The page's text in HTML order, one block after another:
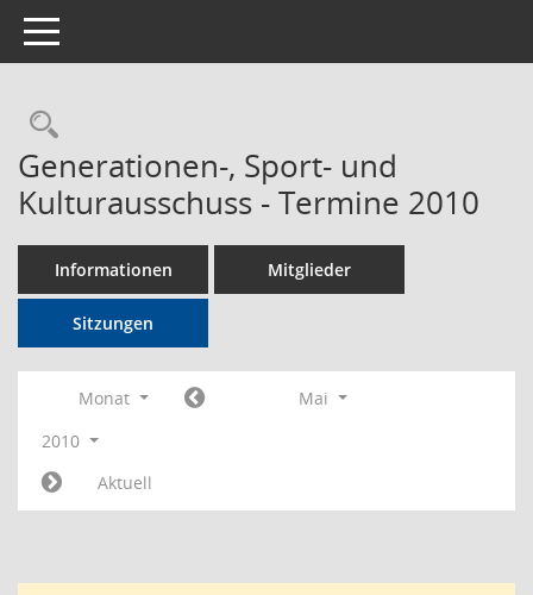
Toggle navigation
Rechercheauswahl
Generationen-, Sport- und
Kulturausschuss - Termine 2010
Informationen Mitglieder
Sitzungen
Monat
Mai
2010
Aktuell